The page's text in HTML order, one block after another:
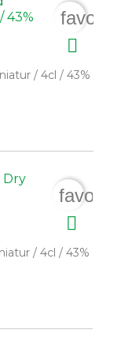

/ 4cl / 43%

/ 4cl / 43%